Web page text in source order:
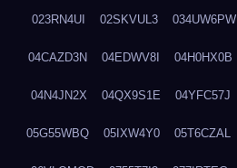
023RN4UI 02SKVUL3 034UW6PW
04CAZD3N 04EDWV8I 04H0HX0B
04N4JN2X 04QX9S1E 04YFC57J
05G55WBQ 05IXW4Y0 05T6CZAL